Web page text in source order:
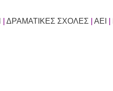
ΔΡΑΜΑΤΙΚΕΣ ΣΧΟΛΕΣ ΑΕΙ